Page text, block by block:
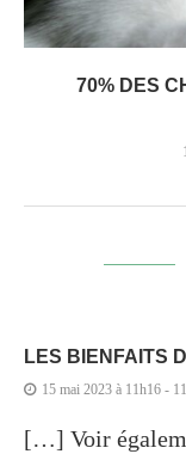
70% DES
LES BIENFAITS
15 mai 2023 à 11h16 -
[…] Voir